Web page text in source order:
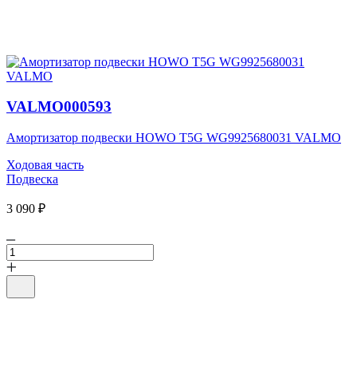
VALMO000593
Амортизатор подвески HOWO T5G WG9925680031 VALMO
Ходовая часть
Подвеска
3 090 ₽